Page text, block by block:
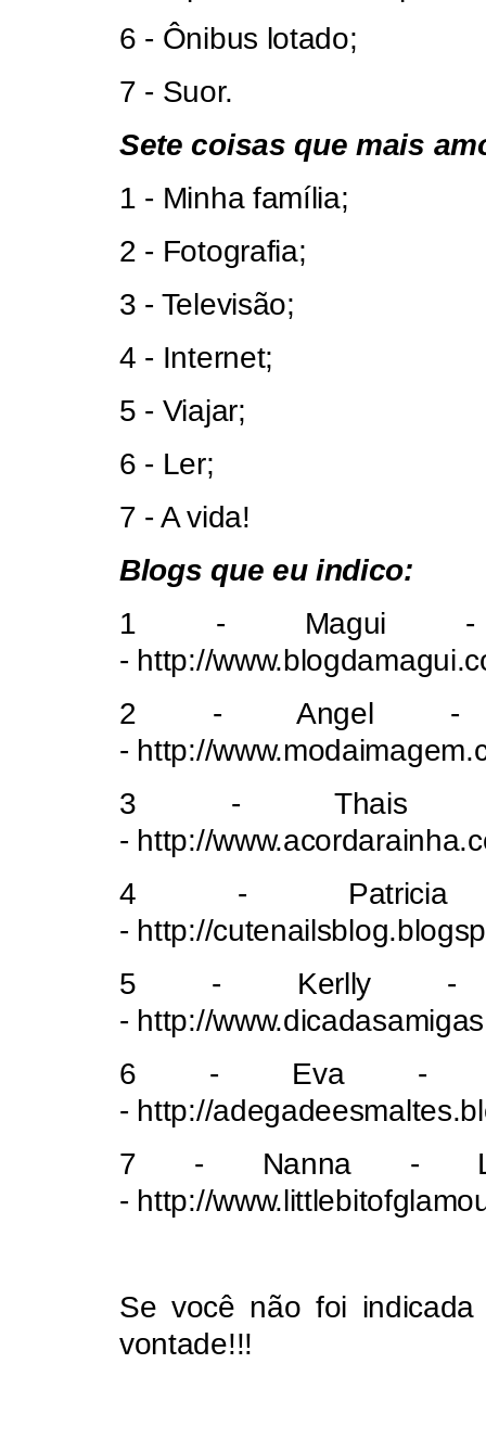
6 - Ônibus lotado;
7 - Suor.
Sete coisas que mais
1 - Minha família;
2 - Fotografia;
3 - Televisão;
4 - Internet;
5 - Viajar;
6 - Ler;
7 - A vida!
Blogs que eu indico:
1 - Magui -
- http://
2 - Angel -
- http://
3 - Thais -
- http://
4 -
- http://
5 - Kerlly -
- http://
6 - Eva -
- http://
7 - Nanna -
- http://
Se você não foi
vontade!!!